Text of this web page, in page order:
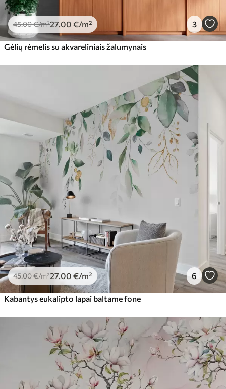
45.00€/m²27 .00 €/m² 3
Gėlių rėmelis su akvareliniais žalumynais
45.00€/m²27 .00 €/m² 6
Kabantys eukalipto lapai baltame fone